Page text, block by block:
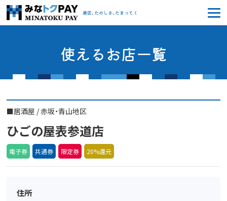
みなトクPAY
港区、たのしさ、たまってく
使えるお店一覧
■居酒屋 /赤坂・青山地区
ひごの屋表参道店
電子券 共通券 限定券 20%還元
住所